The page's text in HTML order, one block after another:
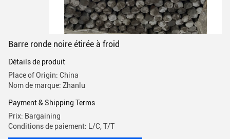
Barre ronde noire étirée à froid
Détails de produit
Place of Origin: China
Nom de marque: Zhanlu
Payment & Shipping Terms
Prix: Bargaining
Conditions de paiement: L/C, T/T